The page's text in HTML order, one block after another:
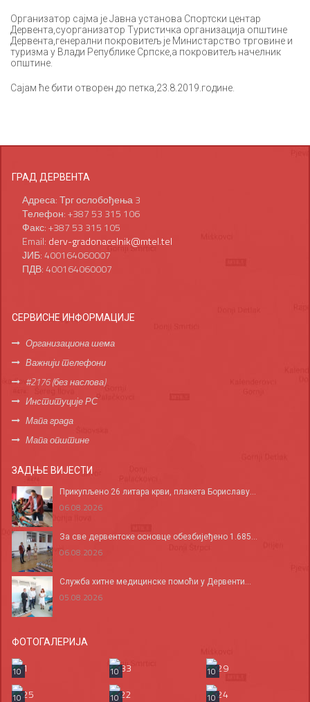
Организатор сајма је Јавна установа Спортски центар
Дервента,суорганизатор Туристичка организација општине
Дервента,генерални покровитељ је Министарство трговине и
туризма у Влади Републике Српске,а покровитељ начелник
општине.
Сајам ће бити отворен до петка,23.8.2019.године.
ГРАД ДЕРВЕНТА
Адреса: Трг ослобођења 3
Телефон: +387 53 315 106
Факс: +387 53 315 105
Email: derv-gradonacelnik@mtel.tel
ЈИБ: 400164060007
ПДВ: 400164060007
СЕРВИСНЕ ИНФОРМАЦИЈЕ
Организациона шема
Важнији телефони
#2176 (без наслова)
Институције РС
Мапа града
Мапа општине
ЗАДЊЕ ВИЈЕСТИ
Прикупљено 26 литара крви, плакета Бориславу...
06.08.2026
За све дервентске основце обезбијеђено 1.685...
06.08.2026
Служба хитне медицинске помоћи у Дервенти...
05.08.2026
ФОТОГАЛЕРИЈА
10 10
10
10
10 10